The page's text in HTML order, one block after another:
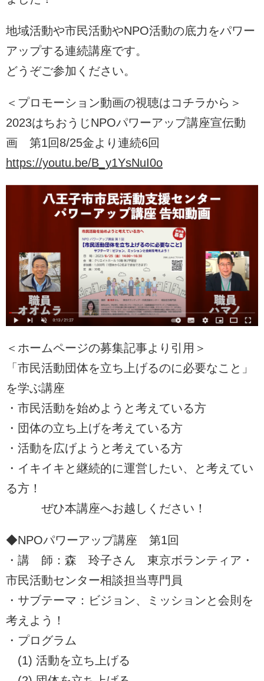
地域活動や市民活動やNPO活動の底力をパワー
アップする連続講座です。
どうぞご参加ください。
＜プロモーション動画の視聴はコチラから＞
2023はちおうじNPOパワーアップ講座宣伝動
画 第1回8/25金より連続6回
https://youtu.be/B_y1YsNuI0o
＜ホームページの募集記事より引用＞
「市民活動団体を立ち上げるのに必要なこと」
を学ぶ講座
・市民活動を始めようと考えている方
・団体の立ち上げを考えている方
・活動を広げようと考えている方
・イキイキと継続的に運営したい、と考えてい
る方！
ぜひ本講座へお越しください！
◆NPOパワーアップ講座 第1回
・講 師：森 玲子さん 東京ボランティア・
市民活動センター相談担当専門員
・サブテーマ：ビジョン、ミッションと会則を
考えよう！
・プログラム
(1) 活動を立ち上げる